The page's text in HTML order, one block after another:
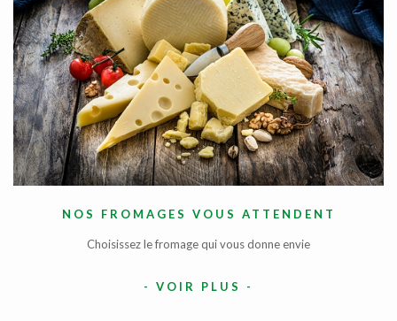
NOS FROMAGES VOUS ATTENDENT
Choisissez le fromage qui vous donne envie
- VOIR PLUS -